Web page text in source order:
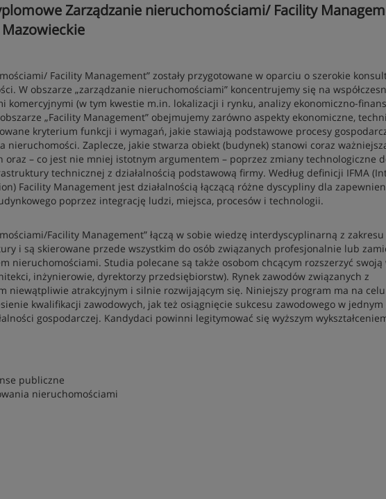
Zarządzanie nieruchomościami/ Facility
Facility Management” zostały przygotowane w oparciu o szerokie
W obszarze „zarządzanie nieruchomościami” koncentrujemy się na
komercyjnymi (w tym kwestie m.in. lokalizacji i rynku, analizy ekonomiczno-
„Facility Management” obejmujemy zarówno aspekty ekonomiczne,
kryterium funkcji i wymagań, jakie stawiają podstawowe procesy
nieruchomości. Zaplecze, jakie stwarza obiekt (budynek) stanowi coraz
oraz – co jest nie mniej istotnym argumentem – poprzez zmiany technologiczne
technicznej z działalnością podstawową firmy. Według definicji IFMA
Facility Management jest działalnością łączącą różne dyscypliny dla
poprzez integrację ludzi, miejsca, procesów i technologii.
Facility Management” łączą w sobie wiedzę interdyscyplinarną z
i są skierowane przede wszystkim do osób związanych profesjonalnie lub
nieruchomościami. Studia polecane są także osobom chcącym rozszerzyć swoją
inżynierowie, dyrektorzy przedsiębiorstw). Rynek zawodów związanych z
niewątpliwie atrakcyjnym i silnie rozwijającym się. Niniejszy program ma na celu
kwalifikacji zawodowych, jak też osiągnięcie sukcesu zawodowego w
gospodarczej. Kandydaci powinni legitymować się wyższym
publiczne
nieruchomościami